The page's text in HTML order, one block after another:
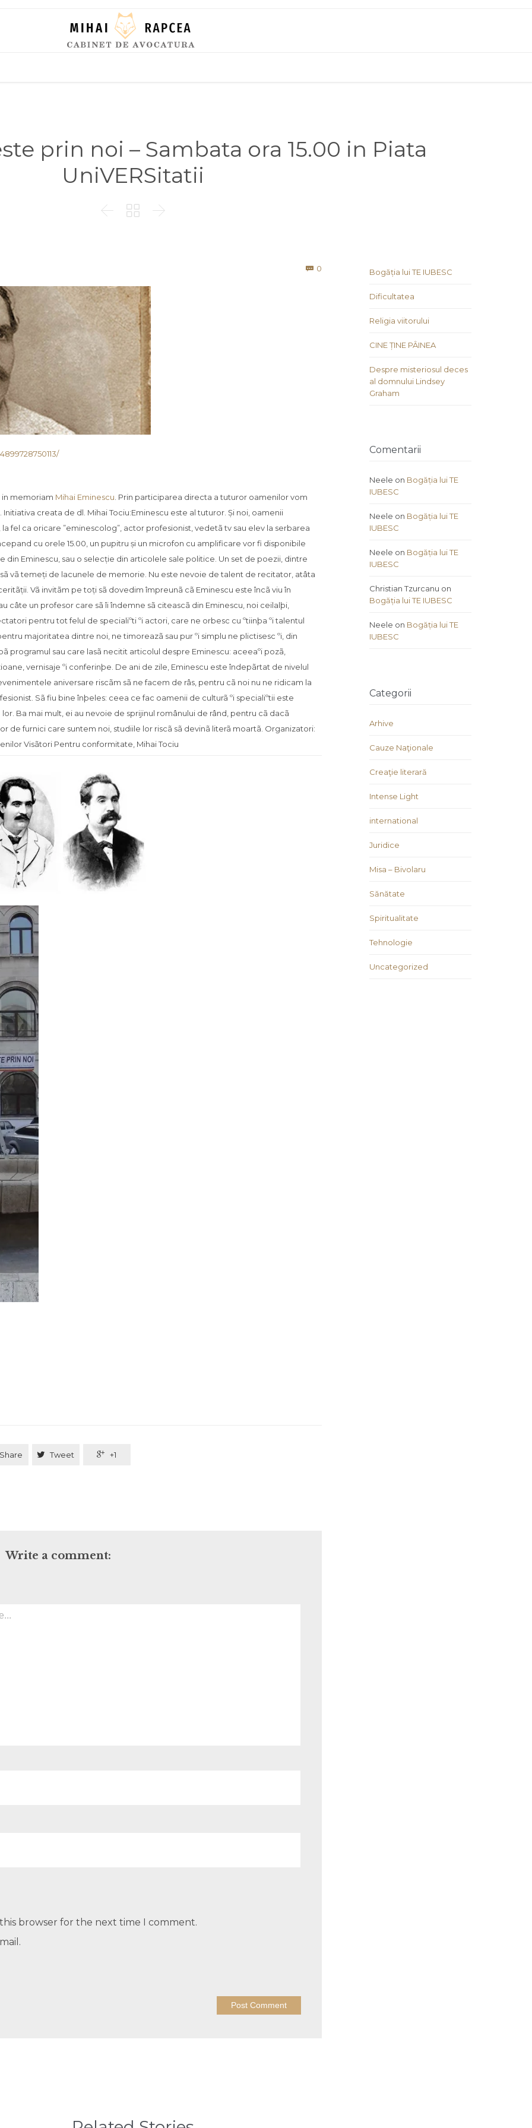
prin noi – Sambata ora 15.00 in Piata
UniVERSitatii
  
 0
in memoriam Mihai Eminescu . Prin participarea directa a tuturor oamenilor vom
creata de dl. Mihai Tociu:Eminescu este al tuturor. Și noi, oamenii
fel ca oricare ”eminescolog”, actor profesionist, vedetã tv sau elev la serbarea
cu orele 15.00, un pupitru și un microfon cu amplificare vor fi disponibile
Eminescu, sau o selecție din articolele sale politice. Un set de poezii, dintre
vã temeți de lacunele de memorie. Nu este nevoie de talent de recitator, atâta
Vã invitãm pe toți sã dovedim împreunã cã Eminescu este încã viu în
câte un profesor care sã îi îndemne sã citeascã din Eminescu, noi ceilalþi,
pentru tot felul de specialiºti ºi actori, care ne orbesc cu ºtiinþa ºi talentul
majoritatea dintre noi, ne timoreazã sau pur ºi simplu ne plictisesc ºi, din
programul sau care lasã necitit articolul despre Eminescu: aceeaºi pozã,
vernisaje ºi conferinþe. De ani de zile, Eminescu este îndepãrtat de nivelul
aniversare riscãm sã ne facem de râs, pentru cã noi nu ne ridicam la
Sã fiu bine înþeles: ceea ce fac oamenii de culturã ºi specialiºtii este
Ba mai mult, ei au nevoie de sprijinul românului de rând, pentru cã dacã
de furnici care suntem noi, studiile lor riscã sã devinã literã moartã. Organizatori:
Visãtori Pentru conformitate, Mihai Tociu
Share  Tweet  +1
Write a comment:
browser for the next time I comment.
Bogăția lui TE IUBESC
Dificultatea
Religia viitorului
CINE ȚINE PÂINEA
Despre misteriosul deces
al domnului Lindsey
Graham
Comentarii
Neele on Bogăția lui TE
IUBESC
Neele on Bogăția lui TE
IUBESC
Neele on Bogăția lui TE
IUBESC
Christian Tzurcanu on
Bogăția lui TE IUBESC
Neele on Bogăția lui TE
IUBESC
Categorii
Arhive
Cauze Naţionale
Creaţie literară
Intense Light
international
Juridice
Misa – Bivolaru
Sănătate
Spiritualitate
Tehnologie
Uncategorized